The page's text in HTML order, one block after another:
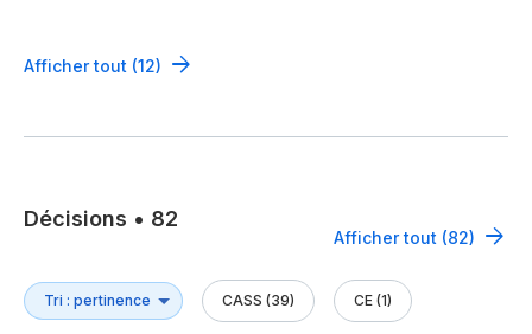
Afficher tout (12)
Décisions • 82
Afficher tout (82)
CASS (39) CE (1)